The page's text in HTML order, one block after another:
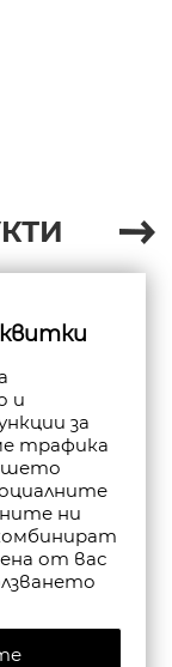
и
за
трафика
ни
от вас